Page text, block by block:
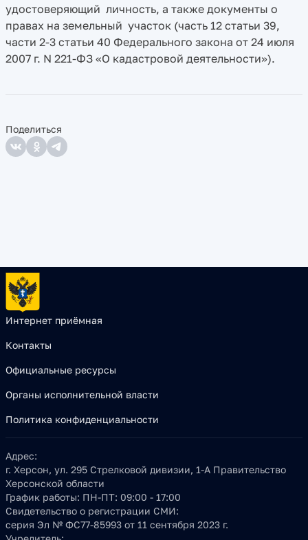
удостоверяющий личность, а также документы о
правах на земельный участок (часть 12 статьи 39,
части 2-3 статьи 40 Федерального закона от 24 июля
2007 г. N 221-ФЗ «О кадастровой деятельности»).
Поделиться
Интернет приёмная
Контакты
Официальные ресурсы
Органы исполнительной власти
Политика конфиденциальности
Адрес:
г. Херсон, ул. 295 Стрелковой дивизии, 1-А Правительство
Херсонской области
График работы: ПН-ПТ: 09:00 - 17:00
Свидетельство о регистрации СМИ:
серия Эл № ФС77-85993 от 11 сентября 2023 г.